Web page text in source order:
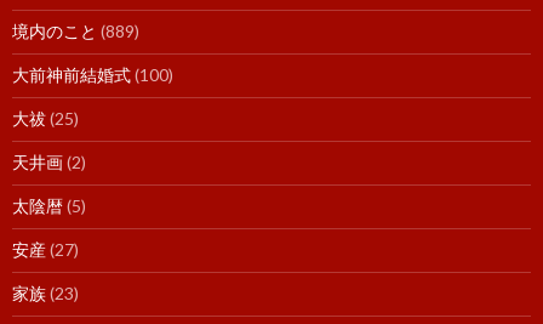
境内のこと (889)
大前神前結婚式(100)
大祓(25)
天井画(2)
太陰暦(5)
安産(27)
家族(23)